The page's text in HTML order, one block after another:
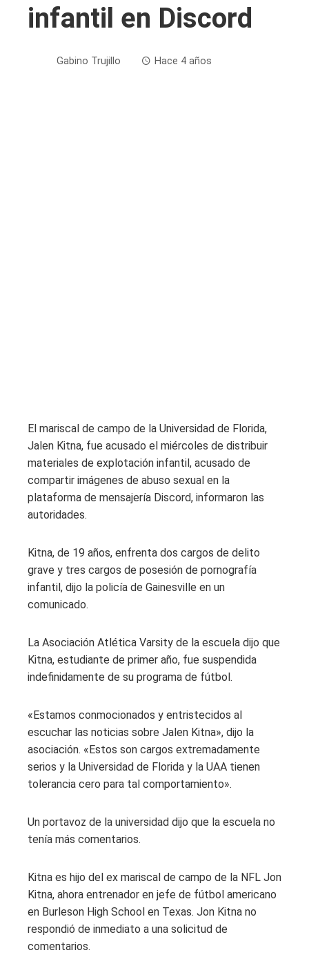
infantil en Discord
Gabino Trujillo Hace 4 años
El mariscal de campo de la Universidad de Florida,
Jalen Kitna, fue acusado el miércoles de distribuir
materiales de explotación infantil, acusado de
compartir imágenes de abuso sexual en la
plataforma de mensajería Discord, informaron las
autoridades.
Kitna, de 19 años, enfrenta dos cargos de delito
grave y tres cargos de posesión de pornografía
infantil, dijo la policía de Gainesville en un
comunicado.
La Asociación Atlética Varsity de la escuela dijo que
Kitna, estudiante de primer año, fue suspendida
indefinidamente de su programa de fútbol.
«Estamos conmocionados y entristecidos al
escuchar las noticias sobre Jalen Kitna», dijo la
asociación. «Estos son cargos extremadamente
serios y la Universidad de Florida y la UAA tienen
tolerancia cero para tal comportamiento».
Un portavoz de la universidad dijo que la escuela no
tenía más comentarios.
Kitna es hijo del ex mariscal de campo de la NFL Jon
Kitna, ahora entrenador en jefe de fútbol americano
en Burleson High School en Texas. Jon Kitna no
respondió de inmediato a una solicitud de
comentarios.